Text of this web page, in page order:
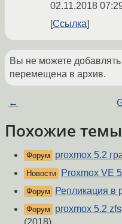
02.11.2018
Ссылка
Вы не можете
перемещена в архив.
←
Похожие темы
Форум proxmox 5.2
Новости Proxmox VE
Форум Репликация в
Форум
proxmox 5.2
(2018)